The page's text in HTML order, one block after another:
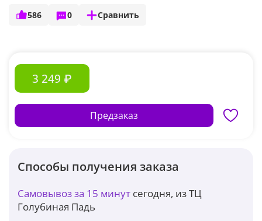
586 0 Сравнить
3 249 ₽
Предзаказ
Способы получения заказа
Самовывоз за 15 минут сегодня, из ТЦ
Голубиная Падь